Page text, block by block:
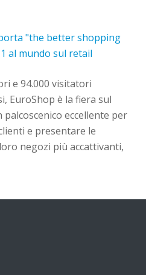
"the better shopping
al mundo sul retail
e 94.000 visitatori
EuroShop è la fiera sul
eccellente per
e presentare le
loro negozi più accattivanti,